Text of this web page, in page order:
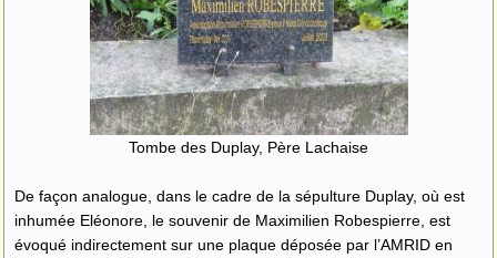
Tombe des Duplay, Père Lachaise
De façon analogue, dans le cadre de la sépulture Duplay, où est
inhumée Eléonore, le souvenir de Maximilien Robespierre, est
évoqué indirectement sur une plaque déposée par l’AMRID en